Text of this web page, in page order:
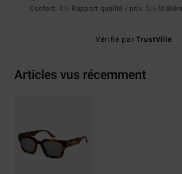
Confort: 4/5 Rapport qualité / prix: 5 /5
Vérifié parTrustVille
Articles vus récemment